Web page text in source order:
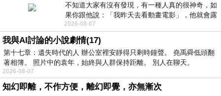
不知道大家有沒有發現，有一種人真的很神奇，如
果你跟他說：「我昨天去看動畫電影」，他就會露
出一種慈祥的微笑，然後問你是不是陪小
2026-08-07
我與AI討論的小說劇情(17)
第十七章：遺失時代的人 辦公室裡安靜得只剩時鐘聲。 堯禹舜低頭翻
著相簿。 照片中的袁年，始終與人群保持距離。 別人在聊天。
2026-08-07
知幻即離，不作方便，離幻即覺，亦無漸次